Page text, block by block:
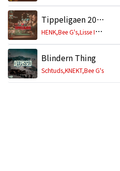
Tippeligaen 2024 feat. Skonke
H
ENK,Bee G's,Lisse I$$E
Blindern Thing
Schtuds,KNEKT,Bee G's